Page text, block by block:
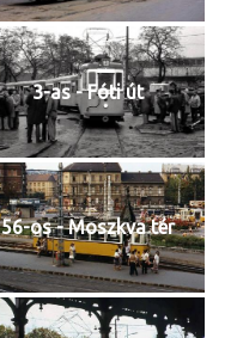
3-as - Fóti út
56-os - Moszkva tér